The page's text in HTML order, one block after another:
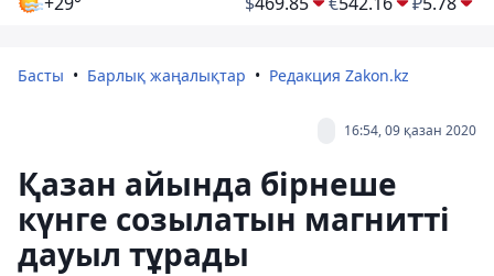
Басты Барлық жаңалықтар Редакция Zakon.kz
16:54, 09 қазан 2020
Қазан айында бірнеше
күнге созылатын магнитті
дауыл тұрады